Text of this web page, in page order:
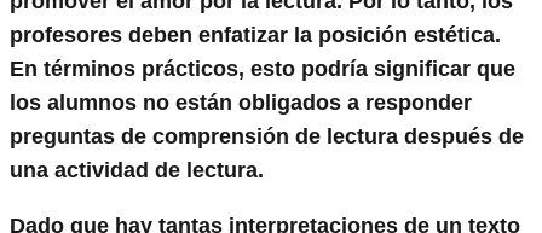
profesores deben enfatizar la posición estética.
En términos prácticos, esto podría significar que
los alumnos no están obligados a responder
preguntas de comprensión de lectura después de
una actividad de lectura.
Dado que hay tantas interpretaciones de un texto